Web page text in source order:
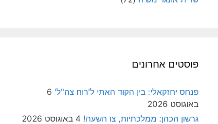
פוסטים אחרונים
פנחס יחזקאלי: בין הקוד האתי ל'רוח צה"ל' 6
באוגוסט 2026
גרשון הכהן: ממלכתיות, צו השעה! 4 באוגוסט 2026